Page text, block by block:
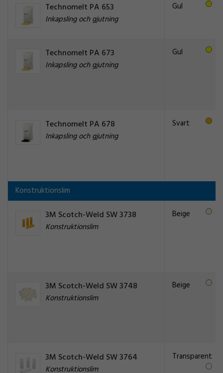
Technomelt PA 653
Inkapsling och gjutning
Gul
Technomelt PA 673
Inkapsling och gjutning
Gul
Technomelt PA 678
Inkapsling och gjutning
Svart
Konstruktionslim
3M Scotch-Weld SW 3738
Konstruktionslim
Beige
3M Scotch-Weld SW 3748
Konstruktionslim
Beige
3M Scotch-Weld SW 3764
Konstruktionslim
Transparent